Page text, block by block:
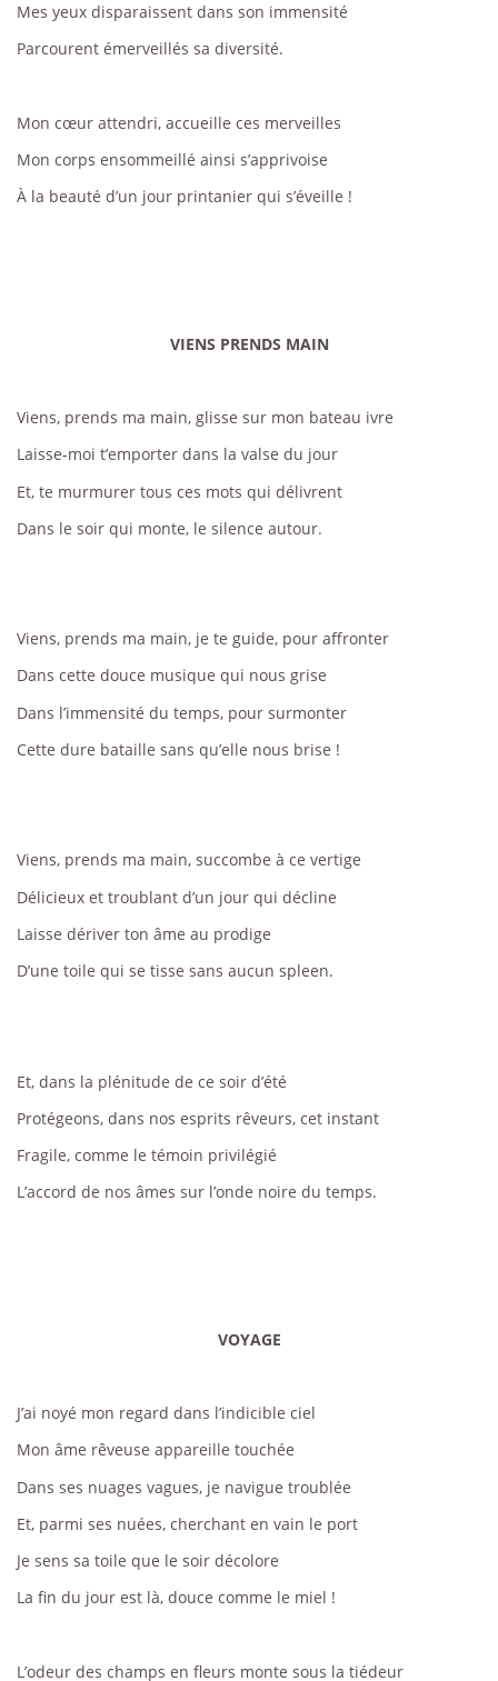
Mes yeux disparaissent dans son immensité
Parcourent émerveillés sa diversité.
Mon cœur attendri, accueille ces merveilles
Mon corps ensommeillé ainsi s’apprivoise
À la beauté d’un jour printanier qui s’éveille !
VIENS PRENDS MAIN
Viens, prends ma main, glisse sur mon bateau ivre
Laisse-moi t’emporter dans la valse du jour
Et, te murmurer tous ces mots qui délivrent
Dans le soir qui monte, le silence autour.
Viens, prends ma main, je te guide, pour affronter
Dans cette douce musique qui nous grise
Dans l’immensité du temps, pour surmonter
Cette dure bataille sans qu’elle nous brise !
Viens, prends ma main, succombe à ce vertige
Délicieux et troublant d’un jour qui décline
Laisse dériver ton âme au prodige
D’une toile qui se tisse sans aucun spleen.
Et, dans la plénitude de ce soir d’été
Protégeons, dans nos esprits rêveurs, cet instant
Fragile, comme le témoin privilégié
L’accord de nos âmes sur l’onde noire du temps.
VOYAGE
J’ai noyé mon regard dans l’indicible ciel
Mon âme rêveuse appareille touchée
Dans ses nuages vagues, je navigue troublée
Et, parmi ses nuées, cherchant en vain le port
Je sens sa toile que le soir décolore
La fin du jour est là, douce comme le miel !
L’odeur des champs en fleurs monte sous la tiédeur